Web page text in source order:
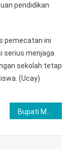
pendidikan
pemecatan ini
serius menjaga
sekolah tetap
(Ucay)